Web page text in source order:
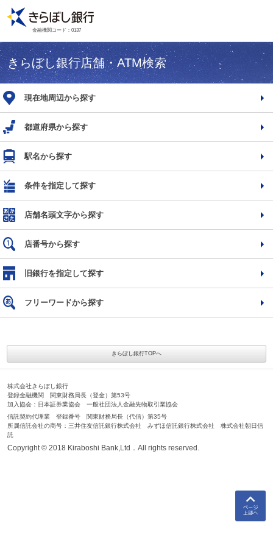
金融機関コード：0137
きらぼし銀行店舗・ATM検索
現在地周辺から探す
都道府県から探す
駅名から探す
条件を指定して探す
店舗名頭文字から探す
店番号から探す
旧銀行を指定して探す
フリーワードから探す
きらぼし銀行TOPへ
株式会社きらぼし銀行
登録金融機関 関東財務局長（登金）第53号
加入協会：日本証券業協会 一般社団法人金融先物取引業協会
信託契約代理業 登録番号 関東財務局長（代信）第35号
所属信託会社の商号：三井住友信託銀行株式会社 みずほ信託銀行株式会社 株式会社朝日信
託
Copyright © 2018 Kiraboshi Bank,Ltd．All rights reserved.